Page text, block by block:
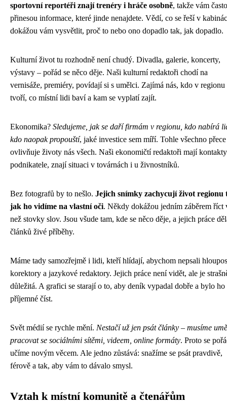
sportovní reportéři znají trenéry i hráče osobně, takže vám často
přinesou informace, které jinde nenajdete. Vědí, co se řeší v
dokážou vám vysvětlit, proč to nebo ono dopadlo tak, jak dopadlo.
Kulturní život tu rozhodně není chudý. Divadla, galerie, koncerty,
výstavy – pořád se něco děje. Naši kulturní redaktoři chodí na
vernisáže, premiéry, povídají si s umělci. Zajímá nás, kdo v regionu
tvoří, co místní lidi baví a kam se vyplatí zajít.
Ekonomika? Sledujeme, jak se daří firmám v regionu, kdo nabírá
kdo naopak propouští, jaké investice sem míří. Tohle všechno přece
ovlivňuje životy nás všech. Naši ekonomičtí redaktoři mají
podnikatele, znají situaci v továrnách i u živnostníků.
Bez fotografů by to nešlo. Jejich snímky zachycují život regionu
jak ho vidíme na vlastní oči. Někdy dokážou jedním záběrem říct
než stovky slov. Jsou všude tam, kde se něco děje, a jejich práce
článků živé příběhy.
Máme tady samozřejmě i lidi, kteří hlídají, abychom nepsali
korektory a jazykové redaktory. Jejich práce není vidět, ale je
důležitá. A grafici se starají o to, aby deník vypadal dobře a bylo ho
příjemné číst.
Svět médií se rychle mění. Nestačí už jen psát články – musíme
pracovat se sociálními sítěmi, videem, online formáty. Proto se
učíme novým věcem. Ale jedno zůstává: snažíme se psát pravdivě,
férově a tak, aby vám to dávalo smysl.
Vztah k místní komunitě a čtenářům